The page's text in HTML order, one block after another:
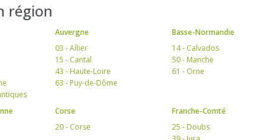
région
Auvergne
03 - Allier
15 - Cantal
43 - Haute-Loire
63 - Puy-de-Dôme
Basse-Normandie
14 - Calvados
50 - Manche
61 - Orne
Corse
20 - Corse
Franche-Comté
25 - Doubs